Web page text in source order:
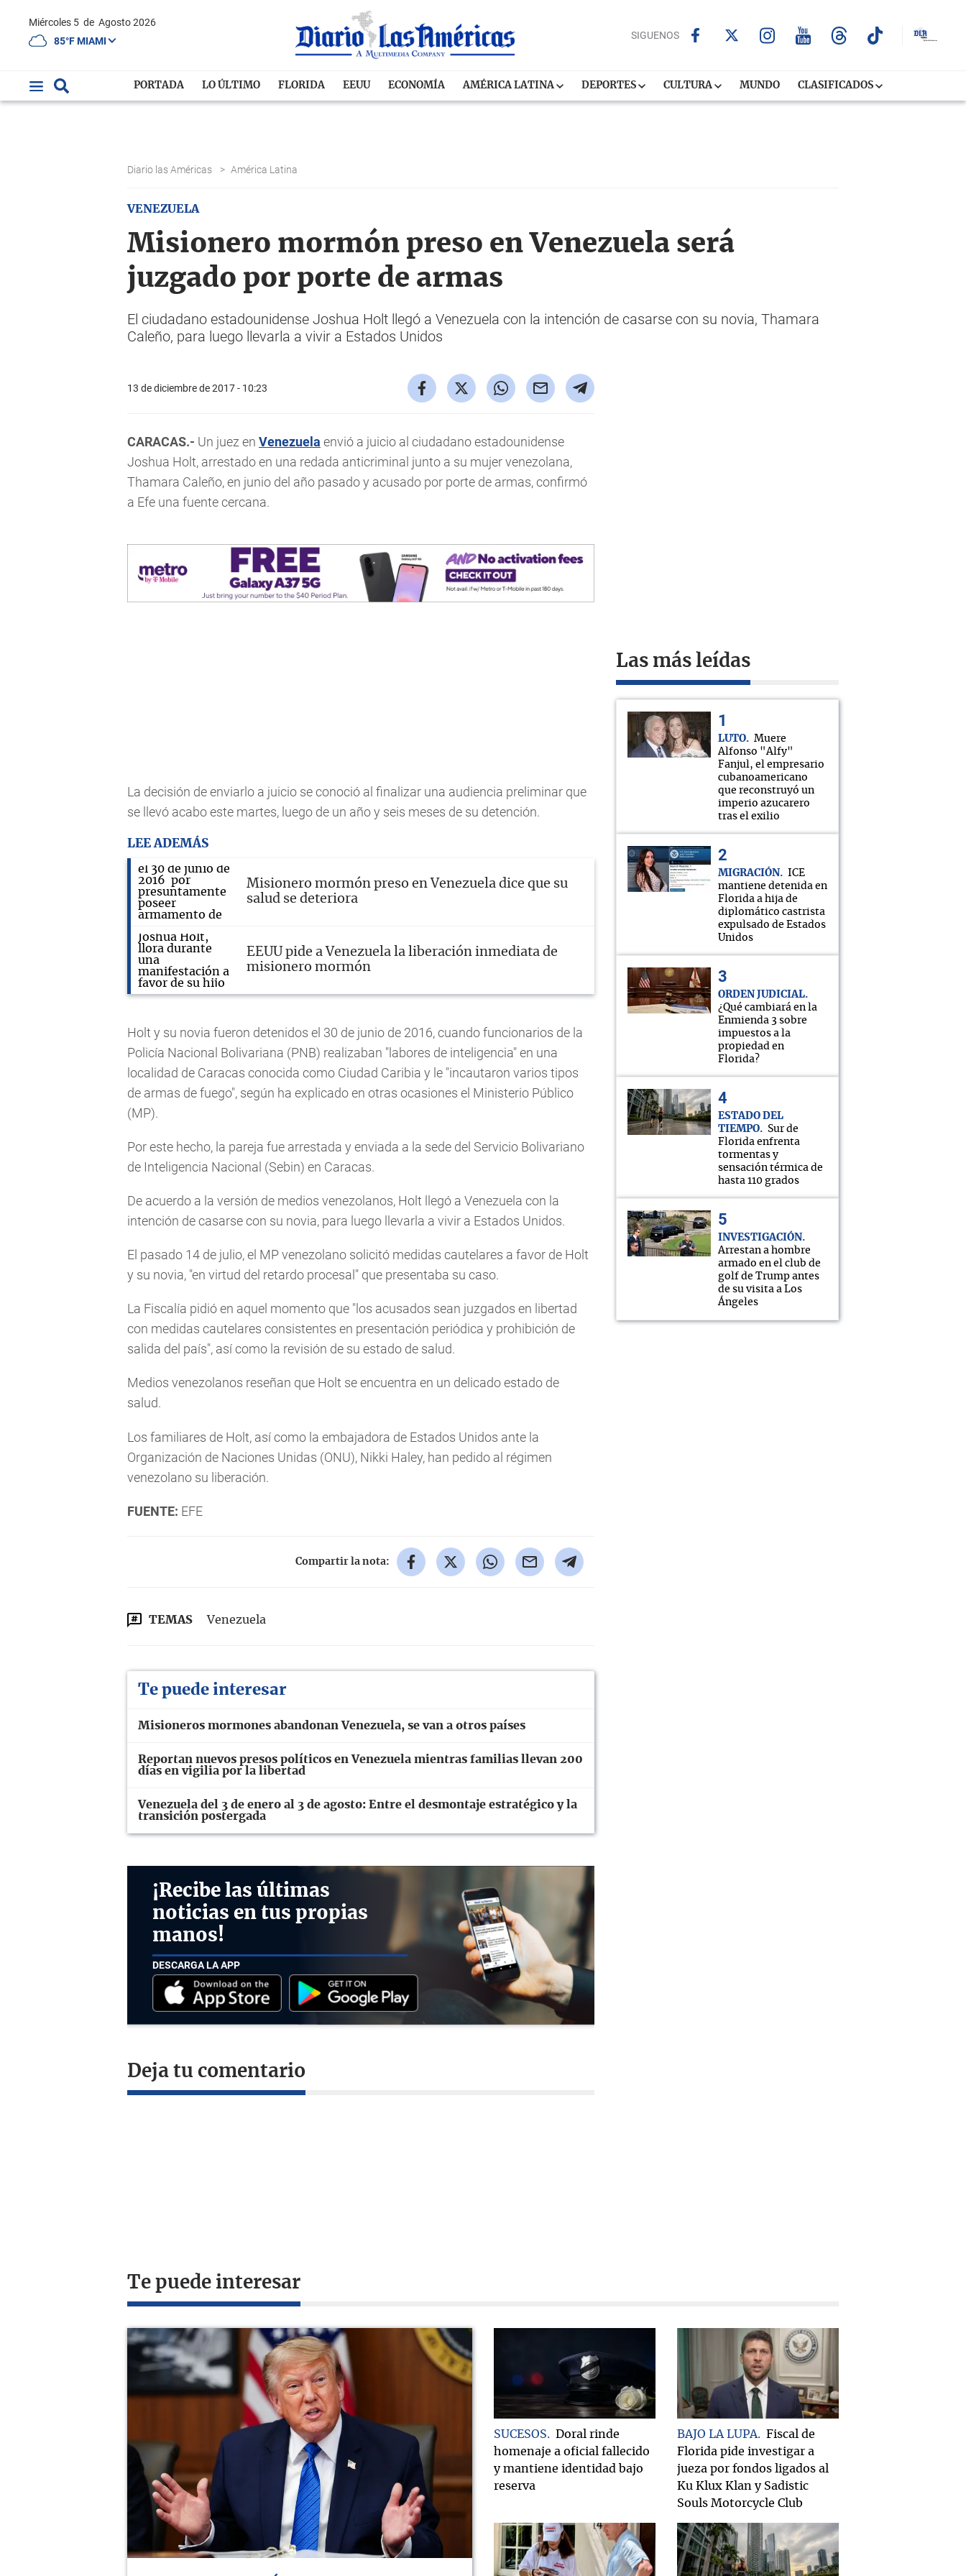
Miércoles 5 de Agosto 2026
85°F MIAMI
SIGUENOS
PORTADA LO ÚLTIMO FLORIDA EEUU ECONOMÍA AMÉRICA LATINA DEPORTES CULTURA MUNDO CLASIFICADOS
Diario las Américas > América Latina
VENEZUELA
Misionero mormón preso en Venezuela será
juzgado por porte de armas
El ciudadano estadounidense Joshua Holt llegó a Venezuela con la intención de casarse con su novia, Thamara
Caleño, para luego llevarla a vivir a Estados Unidos
13 de diciembre de 2017 - 10:23
CARACAS.- Un juez en Venezuela envió a juicio al ciudadano estadounidense
Joshua Holt, arrestado en una redada anticriminal junto a su mujer venezolana,
Thamara Caleño, en junio del año pasado y acusado por porte de armas, confirmó
a Efe una fuente cercana.
La decisión de enviarlo a juicio se conoció al finalizar una audiencia preliminar que
se llevó acabo este martes, luego de un año y seis meses de su detención.
LEE ADEMÁS
Misionero mormón preso en Venezuela dice que su
salud se deteriora
EEUU pide a Venezuela la liberación inmediata de
misionero mormón
Holt y su novia fueron detenidos el 30 de junio de 2016, cuando funcionarios de la
Policía Nacional Bolivariana (PNB) realizaban "labores de inteligencia" en una
localidad de Caracas conocida como Ciudad Caribia y le "incautaron varios tipos
de armas de fuego", según ha explicado en otras ocasiones el Ministerio Público
(MP).
Por este hecho, la pareja fue arrestada y enviada a la sede del Servicio Bolivariano
de Inteligencia Nacional (Sebin) en Caracas.
De acuerdo a la versión de medios venezolanos, Holt llegó a Venezuela con la
intención de casarse con su novia, para luego llevarla a vivir a Estados Unidos.
El pasado 14 de julio, el MP venezolano solicitó medidas cautelares a favor de Holt
y su novia, "en virtud del retardo procesal" que presentaba su caso.
La Fiscalía pidió en aquel momento que "los acusados sean juzgados en libertad
con medidas cautelares consistentes en presentación periódica y prohibición de
salida del país", así como la revisión de su estado de salud.
Medios venezolanos reseñan que Holt se encuentra en un delicado estado de
salud.
Los familiares de Holt, así como la embajadora de Estados Unidos ante la
Organización de Naciones Unidas (ONU), Nikki Haley, han pedido al régimen
venezolano su liberación.
FUENTE: EFE
Compartir la nota:
TEMAS Venezuela
Te puede interesar
Misioneros mormones abandonan Venezuela, se van a otros países
Reportan nuevos presos políticos en Venezuela mientras familias llevan 200
días en vigilia por la libertad
Venezuela del 3 de enero al 3 de agosto: Entre el desmontaje estratégico y la
transición postergada
¡Recibe las últimas
noticias en tus propias
manos!
DESCARGA LA APP
Deja tu comentario
Las más leídas
LUTO
Muere
Alfonso "Alfy"
Fanjul, el empresario
cubanoamericano
que reconstruyó un
imperio azucarero
tras el exilio
MIGRACIÓN
ICE
mantiene detenida en
Florida a hija de
diplomático castrista
expulsado de Estados
Unidos
ORDEN JUDICIAL
¿Qué cambiará en la
Enmienda 3 sobre
impuestos a la
propiedad en
Florida?
ESTADO DEL
TIEMPO
Sur de
Florida enfrenta
tormentas y
sensación térmica de
hasta 110 grados
INVESTIGACIÓN
Arrestan a hombre
armado en el club de
golf de Trump antes
de su visita a Los
Ángeles
Te puede interesar
SUCESOS
Doral rinde
homenaje a oficial fallecido
y mantiene identidad bajo
reserva
BAJO LA LUPA
Fiscal de
Florida pide investigar a
jueza por fondos ligados al
Ku Klux Klan y Sadistic
Souls Motorcycle Club